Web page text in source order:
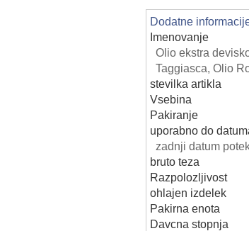
Dodatne
Imenovanje
Olio ekstra
Taggiasca, Olio
stevilka artikla
Vsebina
Pakiranje
uporabno do
zadnji datum
bruto teza
Razpolozljivost
ohlajen izdelek
Pakirna enota
Davcna stopnja